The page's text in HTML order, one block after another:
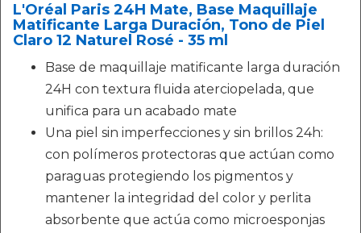
L'Oréal Paris 24H Mate, Base Maquillaje
Matificante Larga Duración, Tono de Piel
Claro 12 Naturel Rosé - 35 ml
Base de maquillaje matificante larga duración
24H con textura fluida aterciopelada, que
unifica para un acabado mate
Una piel sin imperfecciones y sin brillos 24h:
con polímeros protectoras que actúan como
paraguas protegiendo los pigmentos y
mantener la integridad del color y perlita
absorbente que actúa como microesponjas